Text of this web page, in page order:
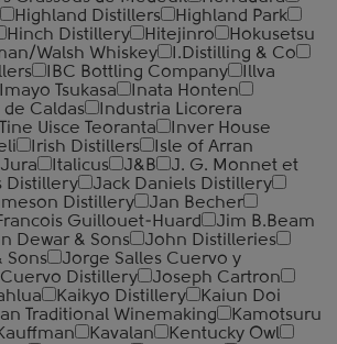
Highland Distillers
Highland Park
Hinch Distillery Hitejinro
Hokusetsu
Walsh Whiskey
I.Distilling & Co
IBC Bottling Company
Illva
Imayo Tsukasa
Inata Honten
de Caldas
Industria Licorera
Tine Uisce Teoranta
Inver House
Irish Distillers
Isle of Arran
Italicus J&B
J. G. Monnet et
Distillery
Jack Daniels Distillery
Distillery
Jan Becher
Guillouet-Huard
Jim B.Beam
Dewar & Sons
John Distilleries
Sons
Jorge Salles Cuervo y
Distillery
Joseph Cartron
Kaikyo Distillery
Kaiun Doi
Traditional Winemaking
Kamotsuru
Kavalan
Kentucky Owl